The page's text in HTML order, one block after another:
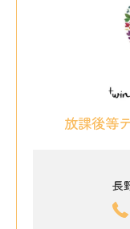
放課後等
長